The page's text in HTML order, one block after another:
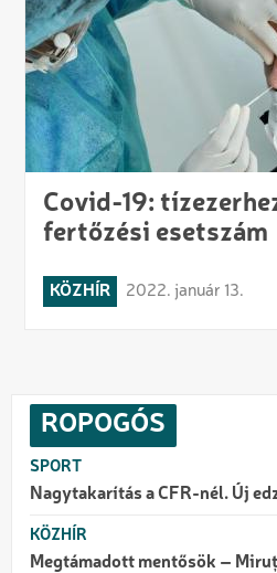
Covid-19:
fertőzési esetszám
KÖZHÍR 2022. január 13.
ROPOGÓS
SPORT
Nagytakarítás a CFR-nél. Új
KÖZHÍR
Megtámadott mentősök –